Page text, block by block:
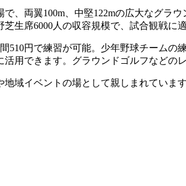
、両翼100m、中堅122mの広大なグラ
生席6000人の収容規模で、試合観戦に
510円で練習が可能。少年野球チーム
用できます。グラウンドゴルフなどの
域イベントの場として親しまれてい